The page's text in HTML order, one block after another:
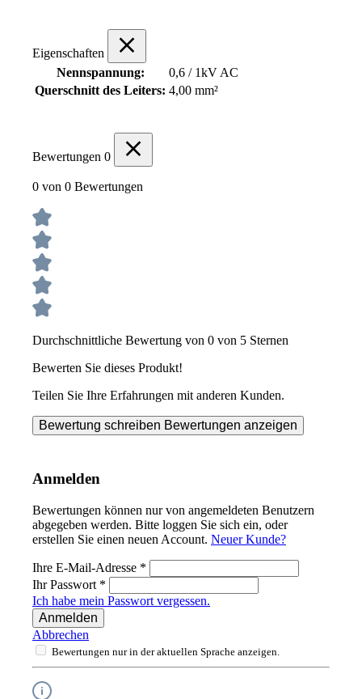
Eigenschaften
Nennspannung:
0,6 / 1kV AC
Querschnitt des Leiters: 4,00 mm²
Bewertungen 0
0 von 0 Bewertungen
Durchschnittliche Bewertung von 0 von 5 Sternen
Bewerten Sie dieses Produkt!
Teilen Sie Ihre Erfahrungen mit anderen Kunden.
Bewertung schreiben Bewertungen anzeigen
Anmelden
Bewertungen können nur von angemeldeten Benutzern
abgegeben werden. Bitte loggen Sie sich ein, oder
erstellen Sie einen neuen Account. Neuer Kunde?
Ihre E-Mail-Adresse *
Ihr Passwort *
Ich habe mein Passwort vergessen.
Anmelden
Abbrechen
Bewertungen nur in der aktuellen Sprache anzeigen.